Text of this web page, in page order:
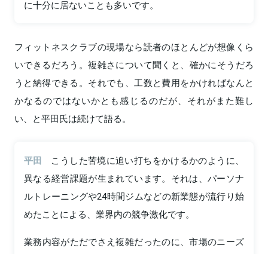
に十分に居ないことも多いです。
フィットネスクラブの現場なら読者のほとんどが想像くら
いできるだろう。複雑さについて聞くと、確かにそうだろ
うと納得できる。それでも、工数と費用をかければなんと
かなるのではないかとも感じるのだが、それがまた難し
い、と平田氏は続けて語る。
平田
こうした苦境に追い打ちをかけるかのように、
異なる経営課題が生まれています。それは、パーソナ
ルトレーニングや24時間ジムなどの新業態が流行り始
めたことによる、業界内の競争激化です。
業務内容がただでさえ複雑だったのに、市場のニーズ